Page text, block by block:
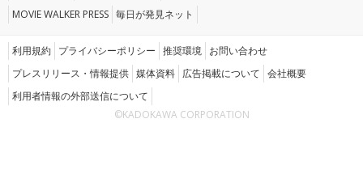
MOVIE WALKER PRESS 毎日が発見ネット
利用規約 プライバシーポリシー 推奨環境 お問い合わせ
プレスリリース・情報提供 媒体資料 広告掲載について 会社概要
利用者情報の外部送信について
©KADOKAWA CORPORATION